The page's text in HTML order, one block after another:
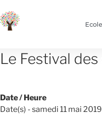
Ecole
Le Festival
Date / Heure
Date(s) - samedi 11 mai 2019